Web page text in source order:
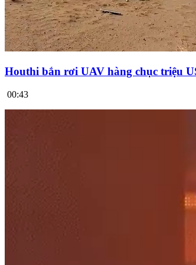
Houthi bắn rơi UAV hàng chục triệu
00:43